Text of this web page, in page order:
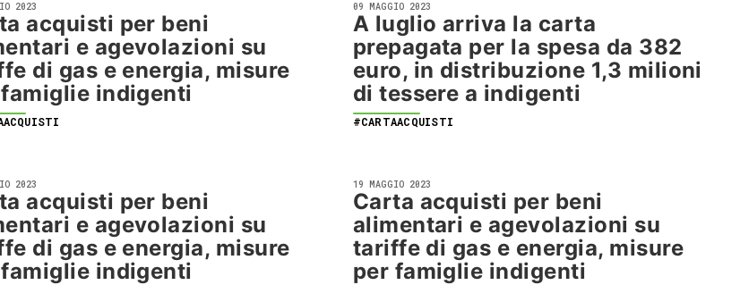
2023
acquisti per beni
e agevolazioni su
di gas e energia, misure
indigenti
09 MAGGIO 2023
A luglio arriva la carta
prepagata per la spesa da 382
euro, in distribuzione 1,3 milioni
di tessere a indigenti
#CARTAACQUISTI
2023
acquisti per beni
e agevolazioni su
di gas e energia, misure
indigenti
19 MAGGIO 2023
Carta acquisti per beni
alimentari e agevolazioni su
tariffe di gas e energia, misure
per famiglie indigenti